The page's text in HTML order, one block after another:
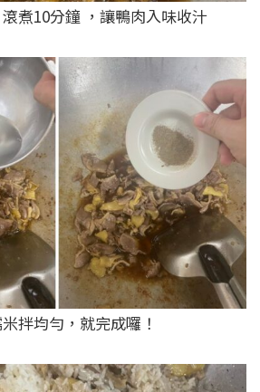
煮10分鐘 ，讓鴨肉入味收汁
拌均勻，就完成囉！